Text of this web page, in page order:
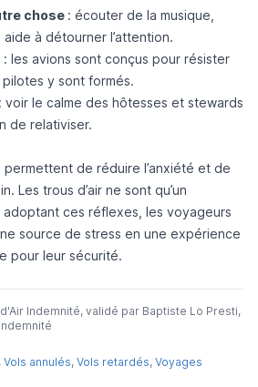
chose : écouter de la musique,
à détourner l’attention.
: les avions sont conçus pour résister
y sont formés.
: voir le calme des hôtesses et stewards
de relativiser.
permettent de réduire l’anxiété et de
Les trous d’air ne sont qu’un
adoptant ces réflexes, les voyageurs
source de stress en une expérience
pour leur sécurité.
Indemnité, validé par Baptiste Lo Presti,
, Vols annulés, Vols retardés, Voyages